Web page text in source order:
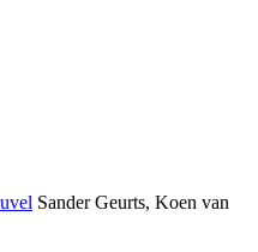
Sander Geurts, Koen van